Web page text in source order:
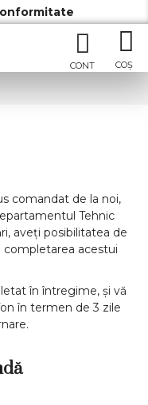
comandat de la noi,
Tehnic
aveți posibilitatea de
completarea acestui
în întregime, și vă
în termen de 3 zile